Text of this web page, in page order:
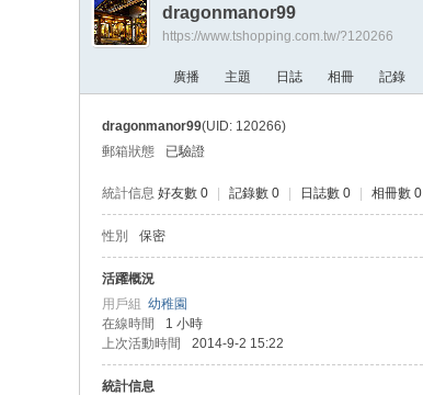
ho
dragonmanor99
https://www.tshopping.com.tw/?120266
廣播 主題 日誌 相冊 記錄
dragonmanor99(UID: 120266)
郵箱狀態
已驗證
統計信息 好友數 0 記錄數 0 日誌數 0 相冊數 0
性別 保密
活躍概況
用戶組 幼稚園
在線時間
1 小時
上次活動時間
2014-9-2 15:22
統計信息